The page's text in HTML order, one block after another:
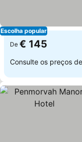
Escolha popular
De € 145
Consulte os preços de